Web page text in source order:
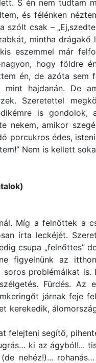
S én nem tudtam
és félénken
szólt csak –
mintha
eszemmel már
hogy földre
én, de azóta sem
mint hajdanán. De
Szeretettel
is gondolok,
nekem, amikor
porcukros édes,
Nem is kellett
Míg a felnőttek a
írta leckéjét.
csupa „felnőttes”
figyelnünk az
problémáikat is.
Fürdés. Az
járnak feje
kerekedik,
felejteni segítő,
ki az ágyból!...
nehéz!)...